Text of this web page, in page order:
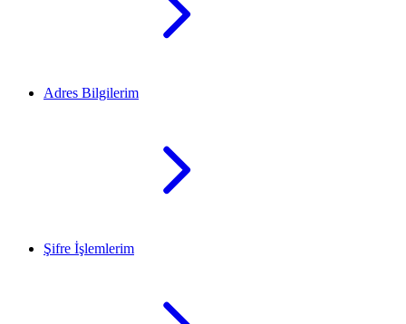
Adres Bilgilerim
Şifre İşlemlerim